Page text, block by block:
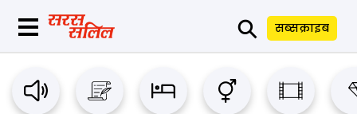
⚲ सब्सक्राइब